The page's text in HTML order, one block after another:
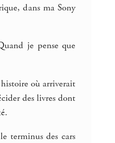
dans ma Sony
je pense que
où arriverait
des livres dont
terminus des cars